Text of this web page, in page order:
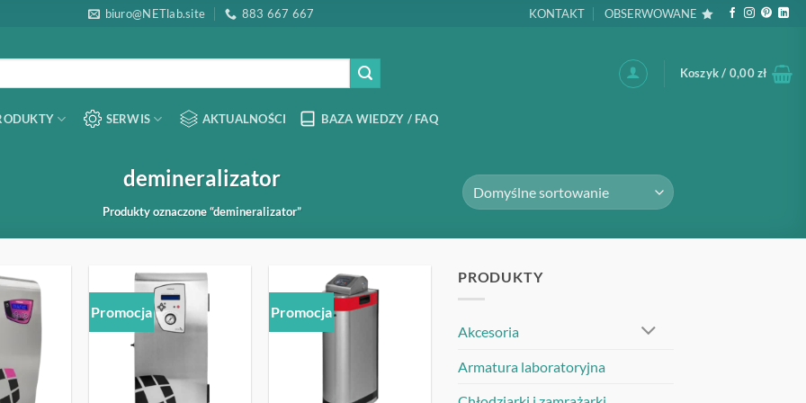
biuro@NETlab.site 883 667 667 KONTAKT OBSERWOWANE
Koszyk / 0,00zł
SERWIS AKTUALNOŚCI BAZA WIEDZY / FAQ
demineralizator
Produkty oznaczone “demineralizator”
OBSERWUJ Promocja OBSERWUJ Promocja OBSERWUJ
PRODUKTY
Akcesoria
Armatura laboratoryjna